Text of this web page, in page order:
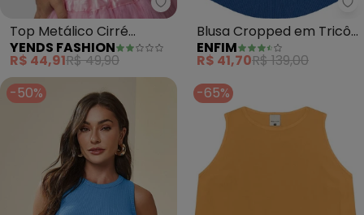
Yends Fashion - Top Metálico
Top Metálico Cirré
Carnaval (Rosa)
YENDS FASHION
R$ 44,91R$ 49,90
Blusa Cropped em Tricô
(Azul)
ENFIM
R$ 41,70R$ 139,00
-50%
-65%